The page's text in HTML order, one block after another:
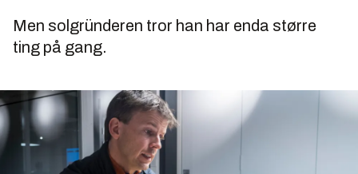
Men solgründeren tror han har enda større
ting på gang.